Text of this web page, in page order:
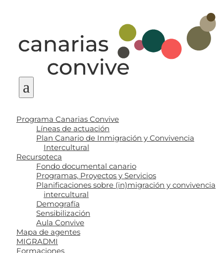
a
Programa Canarias Convive
Líneas de actuación
Plan Canario de Inmigración y Convivencia
Intercultural
Recursoteca
Fondo documental canario
Programas, Proyectos y Servicios
Planificaciones sobre (in)migración y convivencia
intercultural
Demografía
Sensibilización
Aula Convive
Mapa de agentes
MIGRADMI
Formaciones